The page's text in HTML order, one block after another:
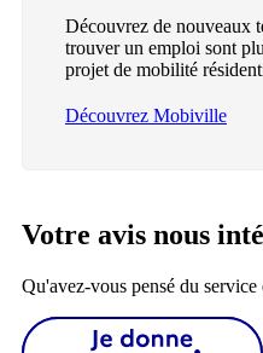
Découvrez de nouveaux
trouver un emploi sont
projet de mobilité
Découvrez Mobiville
Votre avis nous
Qu'avez-vous pensé du